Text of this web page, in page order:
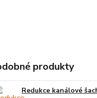
produkty
Redukce kanálové